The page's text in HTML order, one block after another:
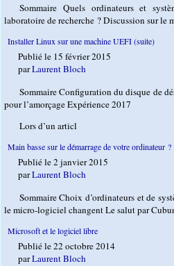
Sommaire Quels ordinateurs et
laboratoire de recherche ? Discussion sur le
Installer Linux sur une machine UEFI (suite)
Publié le 15 février 2015
parLaurent Bloch
Sommaire Configuration du disque de
pour l’amorçage Expérience 2017
Lors d’un articl
Main basse sur le démarrage de votre ordinateur ?
Publié le 2 janvier 2015
parLaurent Bloch
Sommaire Choix d’ordinateurs et de
le micro-logiciel changent Le salut par
Microsoft et le logiciel libre
Publié le 22 octobre 2014
parLaurent Bloch